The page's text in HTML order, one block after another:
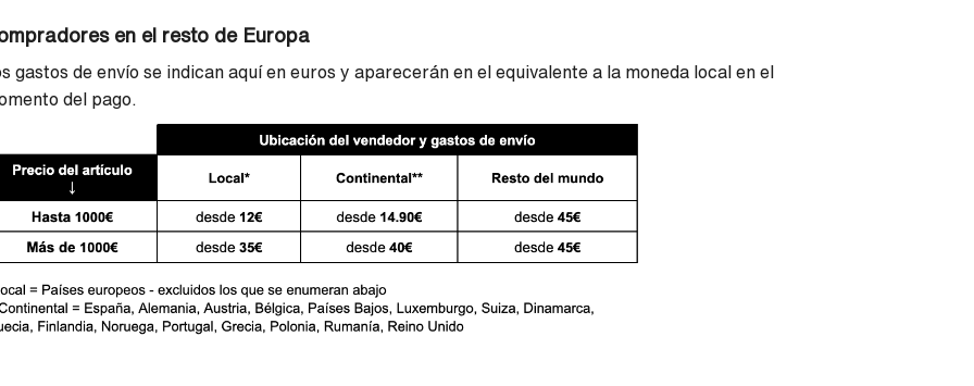
en el resto de Europa
gastos de envío se indican aquí en euros y aparecerán en el equivalente a la moneda local en el
del pago.